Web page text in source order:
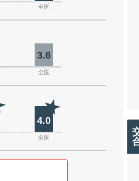
全国
3.6
全国
4.0
全国